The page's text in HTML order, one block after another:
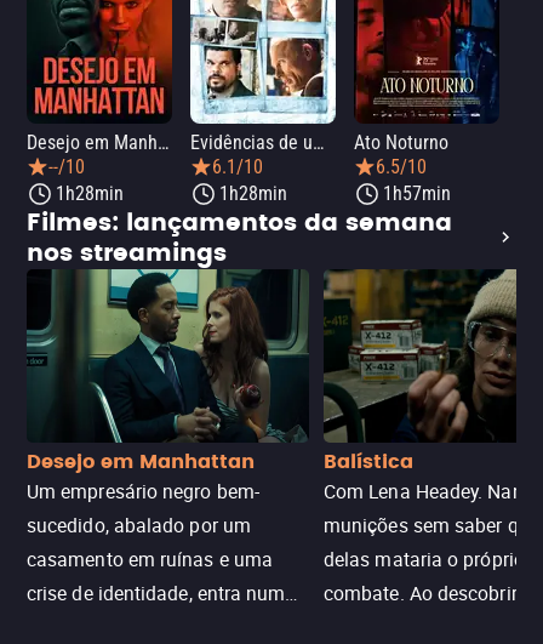
Desejo em Manhattan
--/10
1h28min
Evidências de um Crime
6.1/10
1h28min
Ato Noturno
6.5/10
1h57min
Filmes: lançamentos da semana
nos streamings
Desejo em Manhattan
Um empresário negro bem-
sucedido, abalado por um
casamento em ruínas e uma
crise de identidade, entra num
Balística
Com Lena Headey.
munições sem saber
delas mataria o próprio
combate. Ao descobrir a